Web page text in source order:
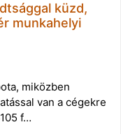
küzd,
munkahelyi
miközben
van a cégekre
f…